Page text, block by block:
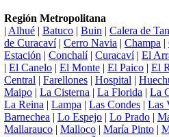
Región Metropolitana
| Alhué | Batuco | Buin | Calera de
de Curacaví| Cerro Navia | Champa |
Estación | Conchalí| Curacaví| El
| El Canelo | El Monte | El Paico | El
Central | Farellones | Hospital |
Maipo | La Cisterna | La Florida | La
La Reina | Lampa | Las Condes | Las
Barnechea | Lo Espejo | Lo Prado |
Mallarauco | Malloco | María Pinto |